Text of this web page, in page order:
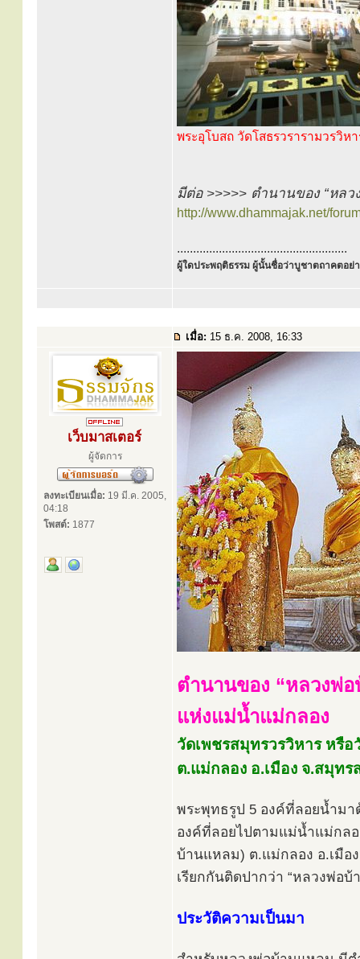
พระอุโบสถ วัดโสธรวรารามวรวิหา
มีต่อ >>>>> ตำนานของ “หล
http://www.dhammajak.net/
.....................................................
ผู้ใดประพฤติธรรม ผู้นั้นชื่อว่าบูชาตถาคตอย่า
เมื่อ: 15 ธ.ค. 2008, 16:33
เว็บมาสเตอร์
ผู้จัดการ
ลงทะเบียนเมื่อ: 19 มี.ค. 2005,
04:18
โพสต์: 1877
ตำนานของ “หลวงพ่
แห่งแม่น้ำแม่กลอง
วัดเพชรสมุทรวรวิหาร หรื
ต.แม่กลอง อ.เมือง จ.สมุทร
พระพุทธรูป 5 องค์ที่ลอยน้ำม
องค์ที่ลอยไปตามแม่น้ำแม่กล
บ้านแหลม) ต.แม่กลอง อ.เมือ
เรียกกันติดปากว่า “หลวงพ่อบ้
ประวัติความเป็นมา